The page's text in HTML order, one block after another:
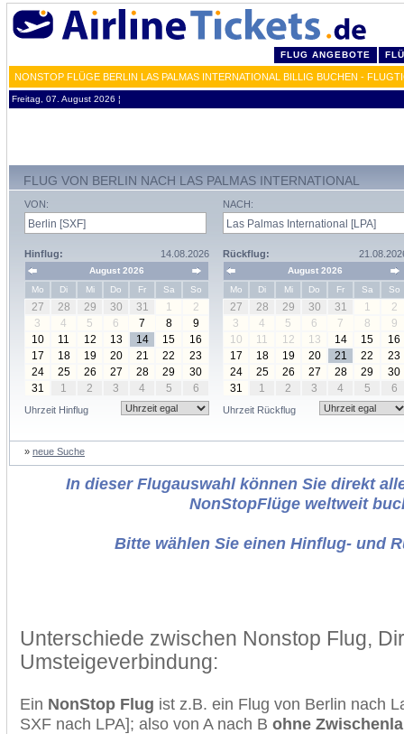
FLUG ANGEBOTE
NONSTOP FLÜGE BERLIN LAS PALMAS INTERNATIONAL BILLIG BUCHEN -
Freitag, 07. August 2026 ¦
FLUG VON BERLIN NACH LAS PALMAS INTERNATIONAL
VON:
Hinflug: 14.08.2026
August 2026
Mo
Di Mi Do Fr Sa So
27 28 29 30 31 1
2
3
4 5 6 7 8
9
10
11 12 13 14 15
16
17
18 19 20 21 22
23
24
25 26 27 28 29
30
31
1 2 3 4 5 6
Uhrzeit Hinflug
NACH:
Rückflug:
August 2026
Mo
Di Mi Do Fr Sa So
27 28 29 30 31 1
2
3
4 5 6 7 8
9
10
11 12 13 14 15
16
17
18 19 20 21 22
23
24
25 26 27 28 29
30
31
1 2 3 4 5 6
Uhrzeit Rückflug
» neue Suche
In dieser Flugauswahl können Sie direkt
NonStopFlüge weltweit
Bitte wählen Sie einen Hinflug- und
Unterschiede zwischen Nonstop Flug,
Umsteigeverbindung:
Ein NonStop Flug ist z.B. ein Flug von Berlin nach
SXF nach LPA]; also von A nach B ohne